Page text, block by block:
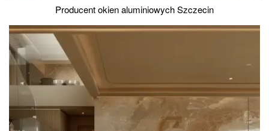
Producent okien aluminiowych Szczecin